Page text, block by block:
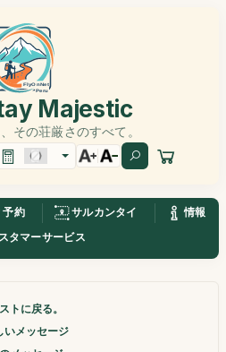
Majestic
その荘厳さのすべて。
予約 サルカンタイ
情報
タマーサービス
トに戻る。
いメッセージ